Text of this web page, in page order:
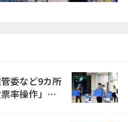
委など9カ所
率操作」の